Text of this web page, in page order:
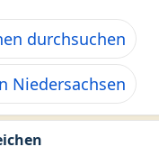
durchsuchen
Niedersachsen